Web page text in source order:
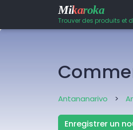
Mikaroka
Trouver des produits et
Antananarivo >
Enregistrer un